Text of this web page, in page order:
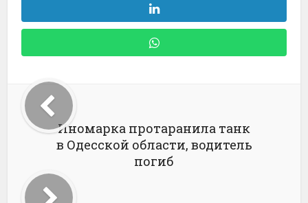
Иномарка протаранила танк
в Одесской области, водитель
погиб